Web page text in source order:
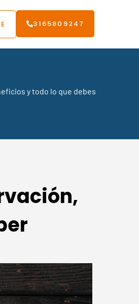
3165809247
y todo lo que debes